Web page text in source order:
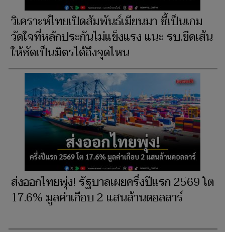
วิเคราะห์ไทยเปิดสัมพันธ์เมียนมา ชี้เป็นเกม
วัดใจที่หลักประกันไม่แข็งแรง แนะ รบ.ขีดเส้น
ให้ชัดเป็นมิตรได้ถึงจุดไหน
ส่งออกไทยพุ่ง! รัฐบาลเผยครึ่งปีแรก 2569 โต
17.6% มูลค่าเกือบ 2 แสนล้านดอลลาร์